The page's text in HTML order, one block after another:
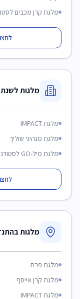
מלגת קרן מכבים
מלגות לשנת 2026
מלגת IMPACT
מלגת מנהיגי שוליך
מלגת מיל-GO לסטודנטים
מלגות
מלגת פרח
מלגת קרן אייסף
מלגת IMPACT